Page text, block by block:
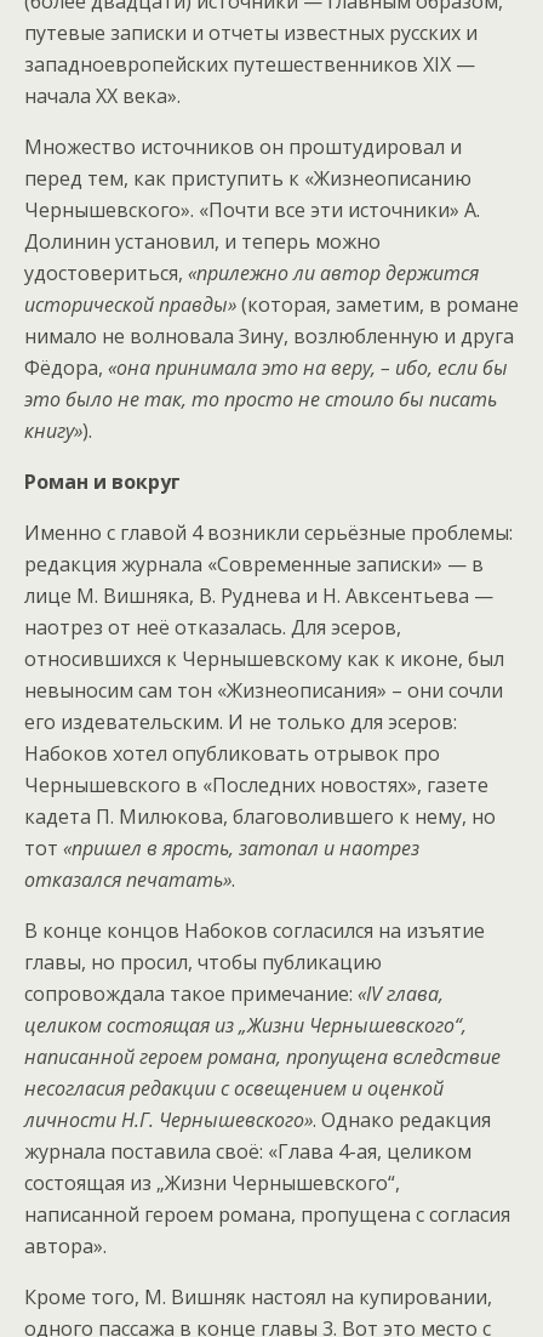
путевые записки и отчеты известных русских и
западноевропейских путешественников XIX —
начала ХХ века».
Множество источников он проштудировал и
перед тем, как приступить к «Жизнеописанию
Чернышевского». «Почти все эти источники» А.
Долинин установил, и теперь можно
удостовериться, «прилежно ли автор держится
исторической правды»(которая, заметим, в романе
нимало не волновала Зину, возлюбленную и друга
Фёдора, «она принимала это на веру, – ибо, если бы
это было не так, то просто не стоило бы писать
книгу»).
Роман и вокруг
Именно с главой 4 возникли серьёзные проблемы:
редакция журнала «Современные записки» — в
лице М. Вишняка, В. Руднева и Н. Авксентьева —
наотрез от неё отказалась. Для эсеров,
относившихся к Чернышевскому как к иконе, был
невыносим сам тон «Жизнеописания» – они сочли
его издевательским. И не только для эсеров:
Набоков хотел опубликовать отрывок про
Чернышевского в «Последних новостях», газете
кадета П. Милюкова, благоволившего к нему, но
тот «пришел в ярость, затопал и наотрез
отказался печатать».
В конце концов Набоков согласился на изъятие
главы, но просил, чтобы публикацию
сопровождала такое примечание: «IV глава,
целиком состоящая из „Жизни Чернышевского“,
написанной героем романа, пропущена вследствие
несогласия редакции с освещением и оценкой
личности Н.Г. Чернышевского». Однако редакция
журнала поставила своё: «Глава 4-ая, целиком
состоящая из „Жизни Чернышевского“,
написанной героем романа, пропущена с согласия
автора».
Кроме того, М. Вишняк настоял на купировании,
одного пассажа в конце главы 3. Вот это место с